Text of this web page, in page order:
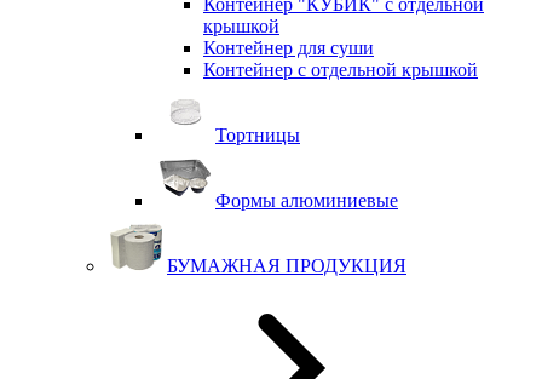
Контейнер "КУБИК" с отдельной
крышкой
Контейнер для суши
Контейнер с отдельной крышкой
Тортницы
Формы алюминиевые
БУМАЖНАЯ ПРОДУКЦИЯ